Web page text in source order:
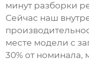
минут разборки
Сейчас наш
месте модели с
30% от номинала,